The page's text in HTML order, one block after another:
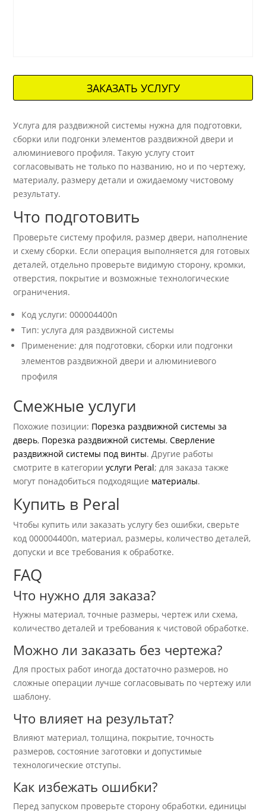
ЗАКАЗАТЬ УСЛУГУ
Услуга для раздвижной системы нужна для подготовки,
сборки или подгонки элементов раздвижной двери и
алюминиевого профиля. Такую услугу стоит
согласовывать не только по названию, но и по чертежу,
материалу, размеру детали и ожидаемому чистовому
результату.
Что подготовить
Проверьте систему профиля, размер двери, наполнение
и схему сборки. Если операция выполняется для готовых
деталей, отдельно проверьте видимую сторону, кромки,
отверстия, покрытие и возможные технологические
ограничения.
Код услуги: 000004400n
Тип: услуга для раздвижной системы
Применение: для подготовки, сборки или подгонки
элементов раздвижной двери и алюминиевого
профиля
Смежные услуги
Похожие позиции: Порезка раздвижной системы за
дверь, Порезка раздвижной системы,Сверление
раздвижной системы под винты. Другие работы
смотрите в категорииуслуги Peral; для заказа также
могут понадобиться подходящие материалы.
Купить в Peral
Чтобы купить или заказать услугу без ошибки, сверьте
код 000004400n, материал, размеры, количество деталей,
допуски и все требования к обработке.
FAQ
Что нужно для заказа?
Нужны материал, точные размеры, чертеж или схема,
количество деталей и требования к чистовой обработке.
Можно ли заказать без чертежа?
Для простых работ иногда достаточно размеров, но
сложные операции лучше согласовывать по чертежу или
шаблону.
Что влияет на результат?
Влияют материал, толщина, покрытие, точность
размеров, состояние заготовки и допустимые
технологические отступы.
Как избежать ошибки?
Перед запуском проверьте сторону обработки, единицы